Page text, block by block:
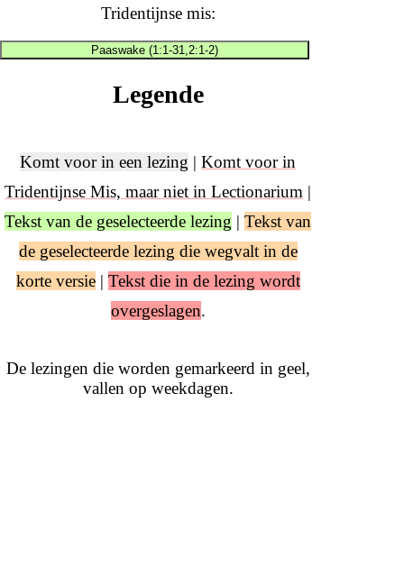
Tridentijnse mis:
Paaswake (1:1-31,2:1-2)
Legende
Komt voor in een lezing | Komt voor in
Tridentijnse Mis, maar niet in Lectionarium |
Tekst van de geselecteerde lezing | Tekst van
de geselecteerde lezing die wegvalt in de
korte versie| Tekst die in de lezing wordt
overgeslagen.
De lezingen die worden gemarkeerd in geel,
vallen op weekdagen.